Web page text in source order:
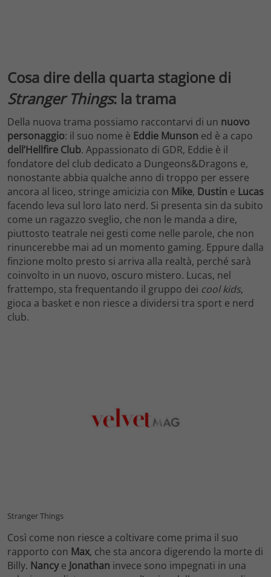
Cosa dire della quarta stagione di
Stranger Things: la trama
Della nuova trama possiamo raccontarvi di un nuovo
personaggio: il suo nome è Eddie Munson ed è a capo
dell’Hellfire Club. Appassionato di GDR, Eddie è il
fondatore del club dedicato a Dungeons&Dragons e,
nonostante abbia qualche anno di troppo per essere
ancora al liceo, stringe amicizia con Mike, Dustin e Lucas
facendo leva sul loro lato nerd. Si presenta sin da subito
come un ragazzo sveglio, che non le manda a dire,
piuttosto teatrale nei gesti come nelle parole, che non
rinuncerebbe mai ad un momento gaming. Eppure dalla
finzione molto presto si arriva alla realtà, perché sarà
coinvolto in un nuovo, oscuro mistero. Lucas, nel
frattempo, sta frequentando il gruppo dei cool kids,
gioca a basket e non riesce a dividersi tra sport e nerd
club.
Stranger Things
Così come non riesce a coltivare come prima il suo
rapporto con Max, che sta ancora digerendo la morte di
Billy. Nancye Jonathan invece sono impegnati in una